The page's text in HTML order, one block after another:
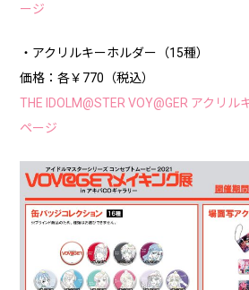
ージ
・アクリルキーホルダー（15種）
価格：各￥770（税込）
THE IDOLM@STER VOY@GER アクリ
ページ